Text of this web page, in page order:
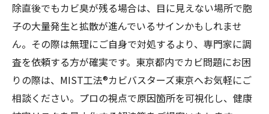
除直後でもカビ臭が残る場合は、目に見えない場所で胞
子の大量発生と拡散が進んでいるサインかもしれませ
ん。その際は無理にご自身で対処するより、専門家に調
査を依頼する方が確実です。東京都内でカビ問題にお困
りの際は、MIST工法®カビバスターズ東京へお気軽にご
相談ください。プロの視点で原因箇所を可視化し、健康